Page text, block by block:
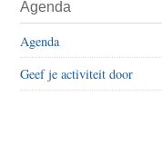
Sidebar
Agenda
Agenda
Geef je activiteit door